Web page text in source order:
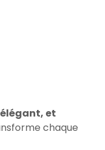
et
chaque